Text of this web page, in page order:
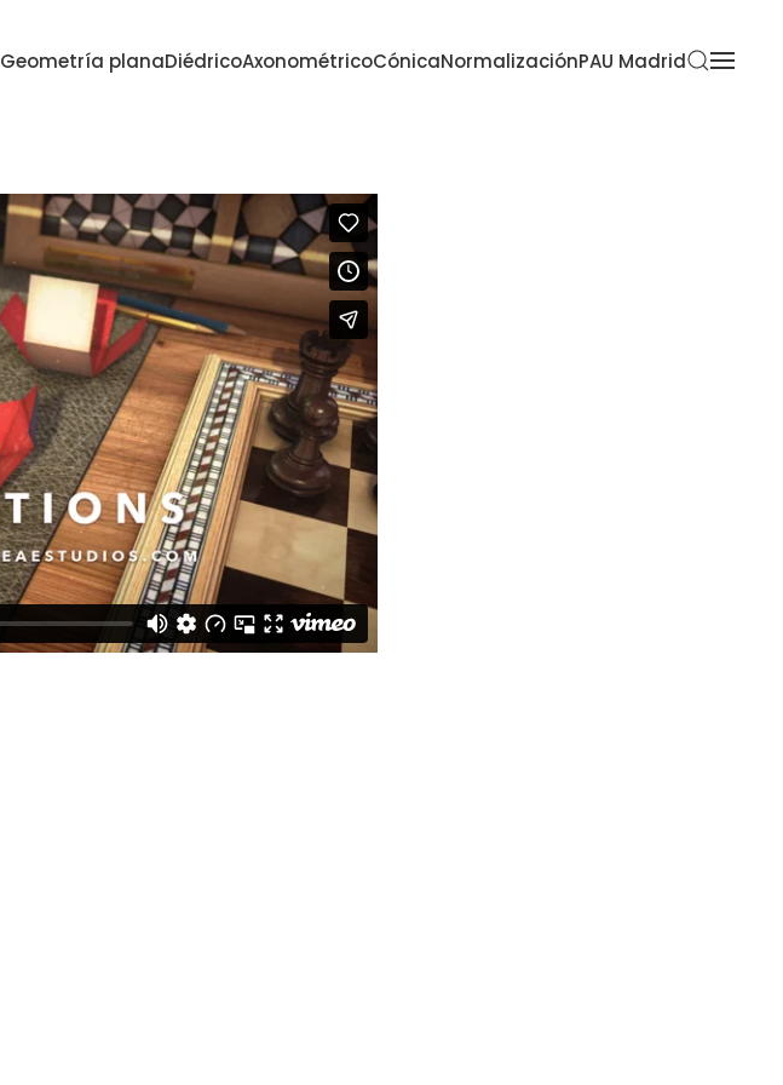
Geometría planaDiédricoAxonométricoCónicaNormalizaciónPAU Madrid